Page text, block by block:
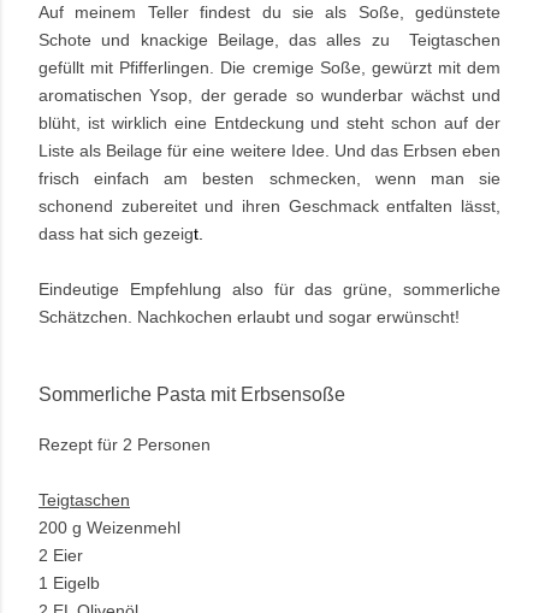
Auf meinem Teller findest du sie als Soße, gedünstete
Schote und knackige Beilage, das alles zu Teigtaschen
gefüllt mit Pfifferlingen. Die cremige Soße, gewürzt mit dem
aromatischen Ysop, der gerade so wunderbar wächst und
blüht, ist wirklich eine Entdeckung und steht schon auf der
Liste als Beilage für eine weitere Idee. Und das Erbsen eben
frisch einfach am besten schmecken, wenn man sie
schonend zubereitet und ihren Geschmack entfalten lässt,
dass hat sich gezeigt.
Eindeutige Empfehlung also für das grüne, sommerliche
Schätzchen. Nachkochen erlaubt und sogar erwünscht!
Sommerliche Pasta mit Erbsensoße
Rezept für 2 Personen
Teigtaschen
200 g Weizenmehl
2 Eier
1 Eigelb